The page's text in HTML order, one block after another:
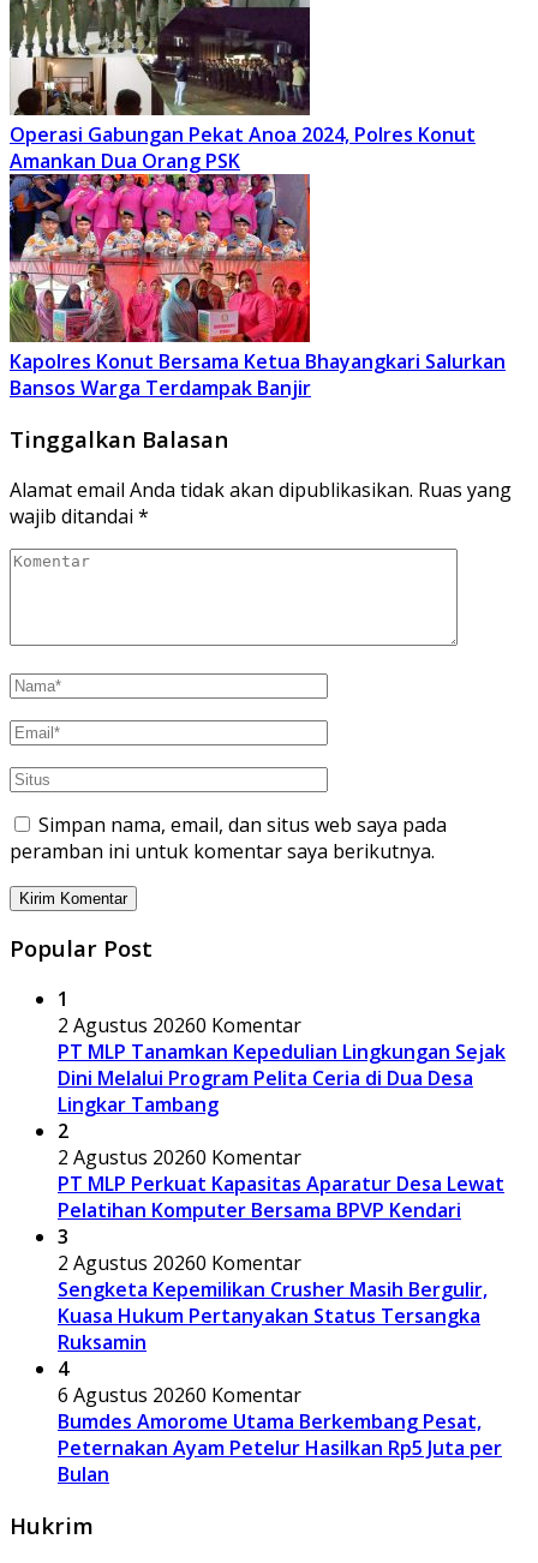
Operasi Gabungan Pekat Anoa 2024, Polres Konut
Amankan Dua Orang PSK
Kapolres Konut Bersama Ketua Bhayangkari Salurkan
Bansos Warga Terdampak Banjir
Tinggalkan Balasan
Alamat email Anda tidak akan dipublikasikan. Ruas yang
wajib ditandai *
Simpan nama, email, dan situs web saya pada
peramban ini untuk komentar saya berikutnya.
Popular Post
1
2 Agustus 20260 Komentar
PT MLP Tanamkan Kepedulian Lingkungan Sejak
Dini Melalui Program Pelita Ceria di Dua Desa
Lingkar Tambang
2
2 Agustus 20260 Komentar
PT MLP Perkuat Kapasitas Aparatur Desa Lewat
Pelatihan Komputer Bersama BPVP Kendari
3
2 Agustus 20260 Komentar
Sengketa Kepemilikan Crusher Masih Bergulir,
Kuasa Hukum Pertanyakan Status Tersangka
Ruksamin
4
6 Agustus 20260 Komentar
Bumdes Amorome Utama Berkembang Pesat,
Peternakan Ayam Petelur Hasilkan Rp5 Juta per
Bulan
Hukrim